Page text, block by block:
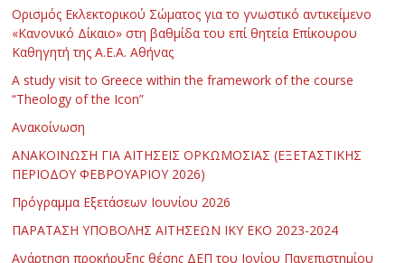
Ορισμός Εκλεκτορικού Σώματος για το γνωστικό αντικείμενο
«Κανονικό Δίκαιο» στη βαθμίδα του επί θητεία Επίκουρου
Καθηγητή της Α.Ε.Α. Αθήνας
Α study visit to Greece within the framework of the course
“Theology of the Icon”
Ανακοίνωση
ΑΝΑΚΟΙΝΩΣΗ ΓΙΑ ΑΙΤΗΣΕΙΣ ΟΡΚΩΜΟΣΙΑΣ (ΕΞΕΤΑΣΤΙΚΗΣ
ΠΕΡΙΟΔΟΥ ΦΕΒΡΟΥΑΡΙΟΥ 2026)
Πρόγραμμα Εξετάσεων Ιουνίου 2026
ΠΑΡΑΤΑΣΗ ΥΠΟΒΟΛΗΣ ΑΙΤΗΣΕΩΝ ΙΚΥ ΕΚΟ 2023-2024
Ανάρτηση προκήρυξης θέσης ΔΕΠ του Ιονίου Πανεπιστημίου